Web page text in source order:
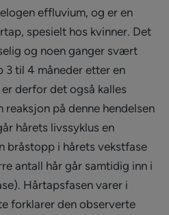
effluvium, og er en
spesielt hos kvinner. Det
og noen ganger svært
3 til 4 måneder etter en
derfor det også kalles
reaksjon på denne hendelsen
hårets livssyklus en
bråstopp i hårets vekstfase
antall hår går samtidig inn i
Hårtapsfasen varer i
forklarer den observerte